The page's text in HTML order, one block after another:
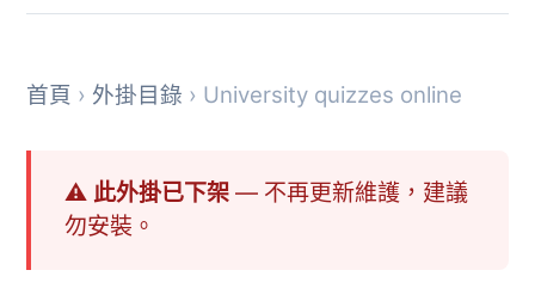
首頁 › 外掛目錄 › University quizzes online
⚠ 此外掛已下架— 不再更新維護，建議
勿安裝。